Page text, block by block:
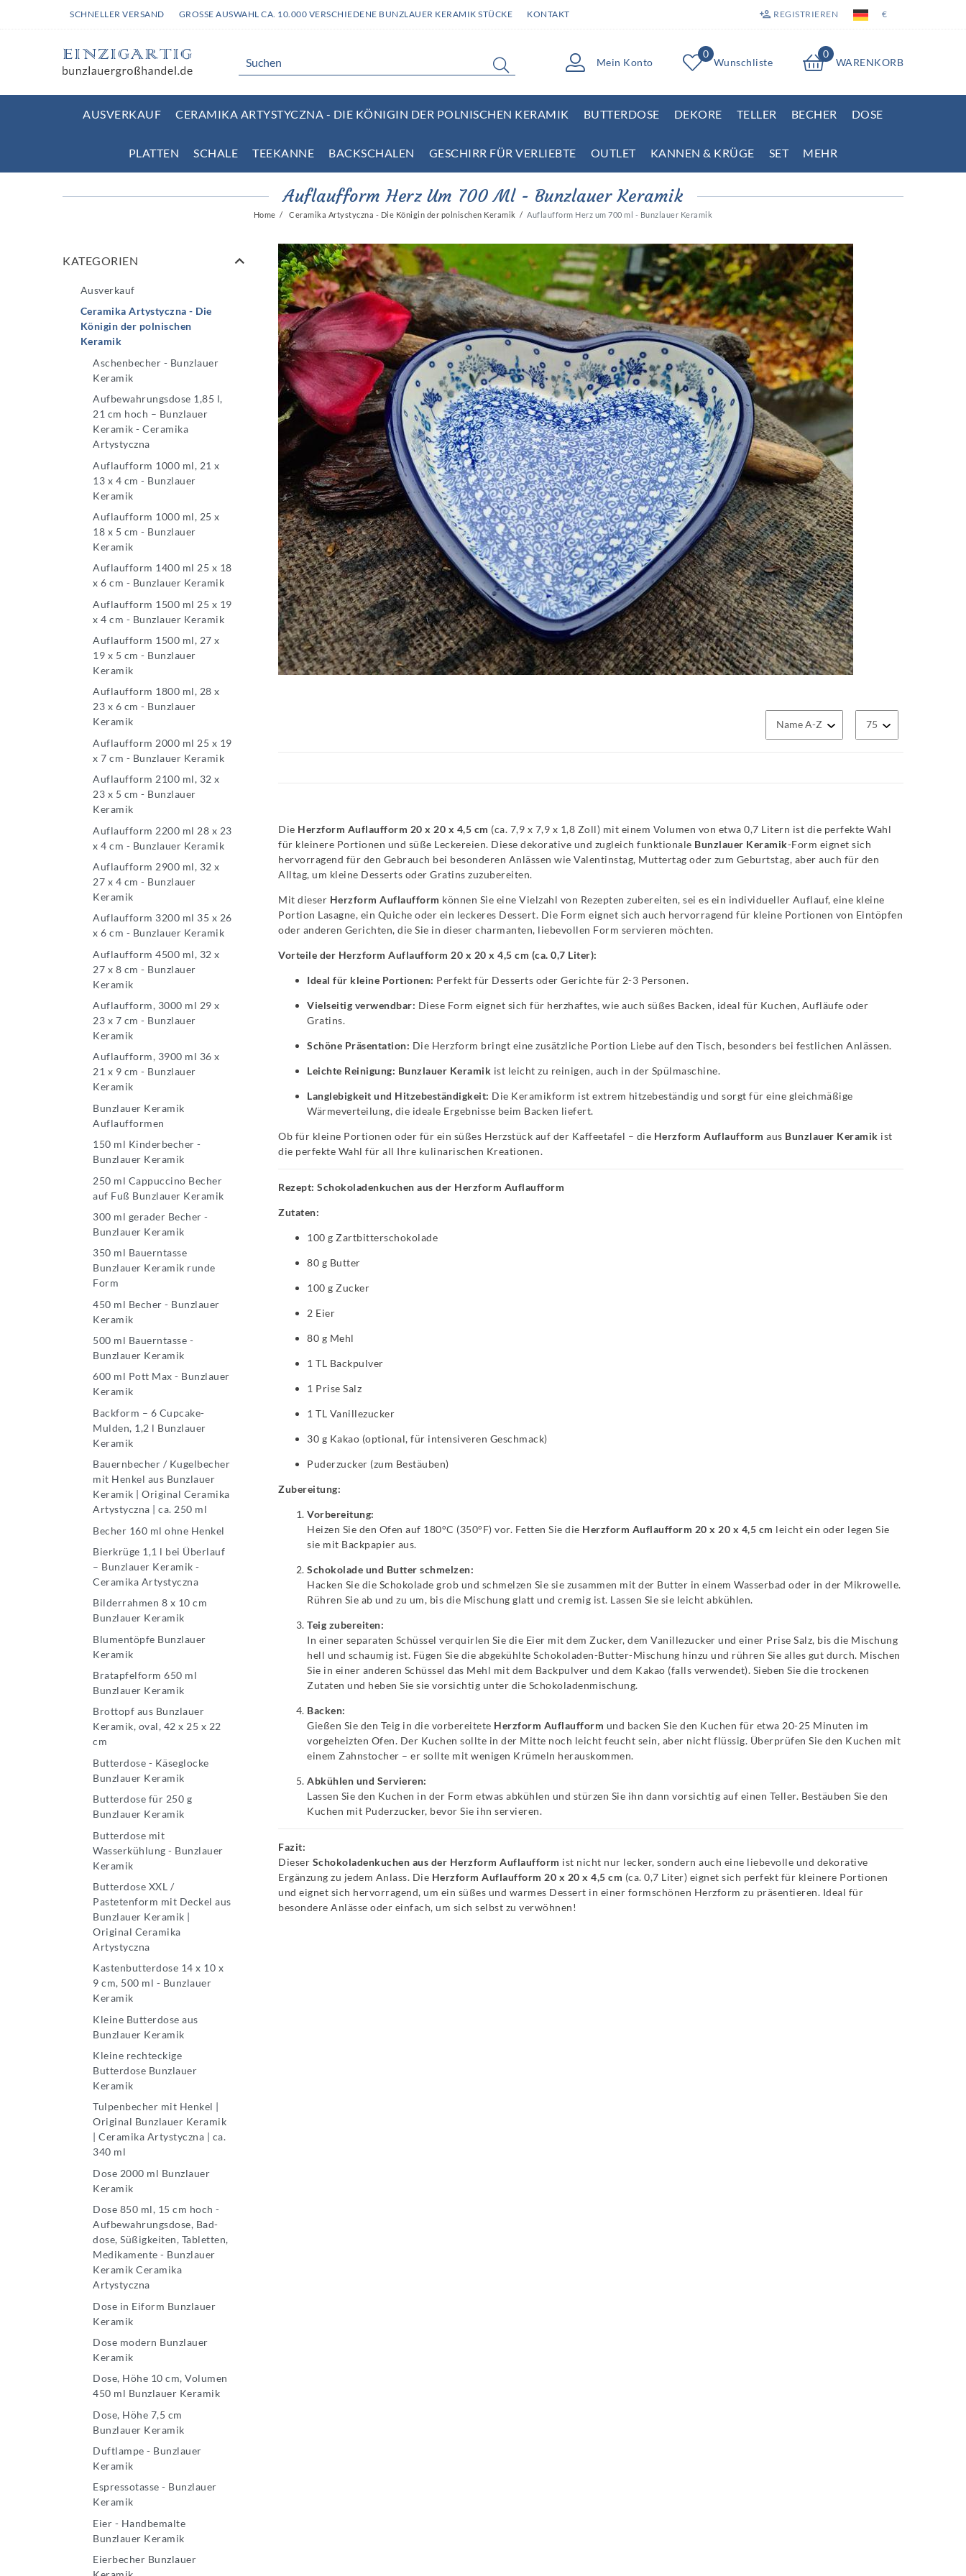
SCHNELLER VERSAND GROSSE AUSWAHL CA. 10.000 VERSCHIEDENE BUNZLAUER KERAMIK STÜCKE KONTAKT REGISTRIEREN €
Mein Konto
0
Wunschliste
0
WARENKORB
AUSVERKAUF CERAMIKA ARTYSTYCZNA - DIE KÖNIGIN DER POLNISCHEN KERAMIK BUTTERDOSE DEKORE TELLER BECHER DOSE
PLATTEN SCHALE TEEKANNE BACKSCHALEN GESCHIRR FÜR VERLIEBTE OUTLET KANNEN & KRÜGE SET MEHR
Auflaufform Herz Um 700 Ml - Bunzlauer Keramik
Home Ceramika Artystyczna - Die Königin der polnischen Keramik Auflaufform Herz um 700 ml - Bunzlauer Keramik
KATEGORIEN
Ausverkauf
Ceramika Artystyczna - Die
Königin der polnischen
Keramik
Aschenbecher - Bunzlauer
Keramik
Aufbewahrungsdose 1,85 l,
21 cm hoch – Bunzlauer
Keramik - Ceramika
Artystyczna
Auflaufform 1000 ml, 21 x
13 x 4 cm - Bunzlauer
Keramik
Auflaufform 1000 ml, 25 x
18 x 5 cm - Bunzlauer
Keramik
Auflaufform 1400 ml 25 x 18
x 6 cm - Bunzlauer Keramik
Auflaufform 1500 ml 25 x 19
x 4 cm - Bunzlauer Keramik
Auflaufform 1500 ml, 27 x
19 x 5 cm - Bunzlauer
Keramik
Auflaufform 1800 ml, 28 x
23 x 6 cm - Bunzlauer
Keramik
Auflaufform 2000 ml 25 x 19
x 7 cm - Bunzlauer Keramik
Auflaufform 2100 ml, 32 x
23 x 5 cm - Bunzlauer
Keramik
Auflaufform 2200 ml 28 x 23
x 4 cm - Bunzlauer Keramik
Auflaufform 2900 ml, 32 x
27 x 4 cm - Bunzlauer
Keramik
Auflaufform 3200 ml 35 x 26
x 6 cm - Bunzlauer Keramik
Auflaufform 4500 ml, 32 x
27 x 8 cm - Bunzlauer
Keramik
Auflaufform, 3000 ml 29 x
23 x 7 cm - Bunzlauer
Keramik
Auflaufform, 3900 ml 36 x
21 x 9 cm - Bunzlauer
Keramik
Bunzlauer Keramik
Auflaufformen
150 ml Kinderbecher -
Bunzlauer Keramik
250 ml Cappuccino Becher
auf Fuß Bunzlauer Keramik
300 ml gerader Becher -
Bunzlauer Keramik
350 ml Bauerntasse
Bunzlauer Keramik runde
Form
450 ml Becher - Bunzlauer
Keramik
500 ml Bauerntasse -
Bunzlauer Keramik
600 ml Pott Max - Bunzlauer
Keramik
Backform – 6 Cupcake-
Mulden, 1,2 l Bunzlauer
Keramik
Bauernbecher / Kugelbecher
mit Henkel aus Bunzlauer
Keramik | Original Ceramika
Artystyczna | ca. 250 ml
Becher 160 ml ohne Henkel
Bierkrüge 1,1 l bei Überlauf
– Bunzlauer Keramik -
Ceramika Artystyczna
Bilderrahmen 8 x 10 cm
Bunzlauer Keramik
Blumentöpfe Bunzlauer
Keramik
Bratapfelform 650 ml
Bunzlauer Keramik
Brottopf aus Bunzlauer
Keramik, oval, 42 x 25 x 22
cm
Butterdose - Käseglocke
Bunzlauer Keramik
Butterdose für 250 g
Bunzlauer Keramik
Butterdose mit
Wasserkühlung - Bunzlauer
Keramik
Butterdose XXL /
Pastetenform mit Deckel aus
Bunzlauer Keramik |
Original Ceramika
Artystyczna
Kastenbutterdose 14 x 10 x
9 cm, 500 ml - Bunzlauer
Keramik
Kleine Butterdose aus
Bunzlauer Keramik
Kleine rechteckige
Butterdose Bunzlauer
Keramik
Tulpenbecher mit Henkel |
Original Bunzlauer Keramik
| Ceramika Artystyczna | ca.
340 ml
Dose 2000 ml Bunzlauer
Keramik
Dose 850 ml, 15 cm hoch -
Aufbewahrungsdose, Bad-
dose, Süßigkeiten, Tabletten,
Medikamente - Bunzlauer
Keramik Ceramika
Artystyczna
Dose in Eiform Bunzlauer
Keramik
Dose modern Bunzlauer
Keramik
Dose, Höhe 10 cm, Volumen
450 ml Bunzlauer Keramik
Dose, Höhe 7,5 cm
Bunzlauer Keramik
Duftlampe - Bunzlauer
Keramik
Espressotasse - Bunzlauer
Keramik
Eier - Handbemalte
Bunzlauer Keramik
Eierbecher Bunzlauer
Die Herzform Auflaufform 20 x 20 x 4,5 cm (ca. 7,9 x 7,9 x 1,8 Zoll) mit einem Volumen von etwa 0,7 Litern ist die perfekte Wahl
für kleinere Portionen und süße Leckereien. Diese dekorative und zugleich funktionale Bunzlauer Keramik-Form eignet sich
hervorragend für den Gebrauch bei besonderen Anlässen wie Valentinstag, Muttertag oder zum Geburtstag, aber auch für den
Alltag, um kleine Desserts oder Gratins zuzubereiten.
Mit dieser Herzform Auflaufform können Sie eine Vielzahl von Rezepten zubereiten, sei es ein individueller Auflauf, eine kleine
Portion Lasagne, ein Quiche oder ein leckeres Dessert. Die Form eignet sich auch hervorragend für kleine Portionen von Eintöpfen
oder anderen Gerichten, die Sie in dieser charmanten, liebevollen Form servieren möchten.
Vorteile der Herzform Auflaufform 20 x 20 x 4,5 cm (ca. 0,7 Liter):
Ideal für kleine Portionen: Perfekt für Desserts oder Gerichte für 2-3 Personen.
Vielseitig verwendbar: Diese Form eignet sich für herzhaftes, wie auch süßes Backen, ideal für Kuchen, Aufläufe oder
Gratins.
Schöne Präsentation: Die Herzform bringt eine zusätzliche Portion Liebe auf den Tisch, besonders bei festlichen Anlässen.
Leichte Reinigung: Bunzlauer Keramik ist leicht zu reinigen, auch in der Spülmaschine.
Langlebigkeit und Hitzebeständigkeit: Die Keramikform ist extrem hitzebeständig und sorgt für eine gleichmäßige
Wärmeverteilung, die ideale Ergebnisse beim Backen liefert.
Ob für kleine Portionen oder für ein süßes Herzstück auf der Kaffeetafel – die Herzform Auflaufform aus Bunzlauer Keramik ist
die perfekte Wahl für all Ihre kulinarischen Kreationen.
Rezept: Schokoladenkuchen aus der Herzform Auflaufform
Zutaten:
100 g Zartbitterschokolade
80 g Butter
100 g Zucker
2 Eier
80 g Mehl
1 TL Backpulver
1 Prise Salz
1 TL Vanillezucker
30 g Kakao (optional, für intensiveren Geschmack)
Puderzucker (zum Bestäuben)
Zubereitung:
Vorbereitung:
Heizen Sie den Ofen auf 180°C (350°F) vor. Fetten Sie die Herzform Auflaufform 20 x 20 x 4,5 cm leicht ein oder legen Sie
sie mit Backpapier aus.
Schokolade und Butter schmelzen:
Hacken Sie die Schokolade grob und schmelzen Sie sie zusammen mit der Butter in einem Wasserbad oder in der Mikrowelle.
Rühren Sie ab und zu um, bis die Mischung glatt und cremig ist. Lassen Sie sie leicht abkühlen.
Teig zubereiten:
In einer separaten Schüssel verquirlen Sie die Eier mit dem Zucker, dem Vanillezucker und einer Prise Salz, bis die Mischung
hell und schaumig ist. Fügen Sie die abgekühlte Schokoladen-Butter-Mischung hinzu und rühren Sie alles gut durch. Mischen
Sie in einer anderen Schüssel das Mehl mit dem Backpulver und dem Kakao (falls verwendet). Sieben Sie die trockenen
Zutaten und heben Sie sie vorsichtig unter die Schokoladenmischung.
Backen:
Gießen Sie den Teig in die vorbereitete Herzform Auflaufform und backen Sie den Kuchen für etwa 20-25 Minuten im
vorgeheizten Ofen. Der Kuchen sollte in der Mitte noch leicht feucht sein, aber nicht flüssig. Überprüfen Sie den Kuchen mit
einem Zahnstocher – er sollte mit wenigen Krümeln herauskommen.
Abkühlen und Servieren:
Lassen Sie den Kuchen in der Form etwas abkühlen und stürzen Sie ihn dann vorsichtig auf einen Teller. Bestäuben Sie den
Kuchen mit Puderzucker, bevor Sie ihn servieren.
Fazit:
Dieser Schokoladenkuchen aus der Herzform Auflaufform ist nicht nur lecker, sondern auch eine liebevolle und dekorative
Ergänzung zu jedem Anlass. Die Herzform Auflaufform 20 x 20 x 4,5 cm (ca. 0,7 Liter) eignet sich perfekt für kleinere Portionen
und eignet sich hervorragend, um ein süßes und warmes Dessert in einer formschönen Herzform zu präsentieren. Ideal für
besondere Anlässe oder einfach, um sich selbst zu verwöhnen!